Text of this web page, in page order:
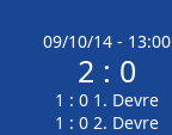
09/10/14 - 13:00
2 : 0
1 : 0 1. Devre
1 : 0 2. Devre